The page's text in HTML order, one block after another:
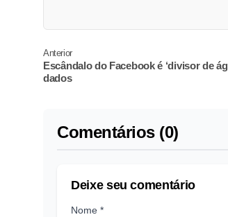
Anterior
Escândalo do Facebook é ‘divisor de
dados
Comentários (0)
Deixe seu comentário
Nome *